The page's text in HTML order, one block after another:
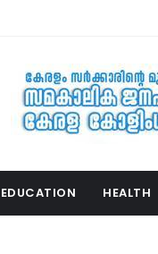
EDUCATION HEALTH